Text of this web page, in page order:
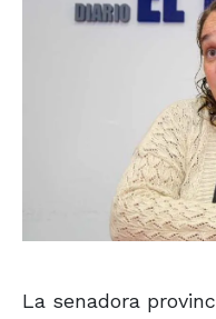
La senadora